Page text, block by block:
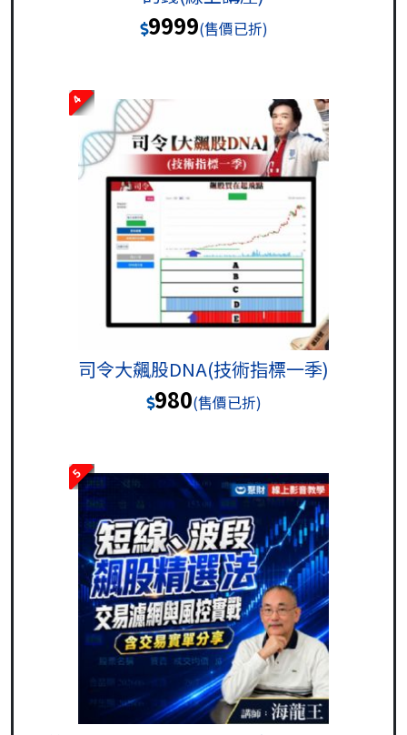
9999(售價已折)
4
司令大飆股DNA(技術指標一季)
980(售價已折)
5